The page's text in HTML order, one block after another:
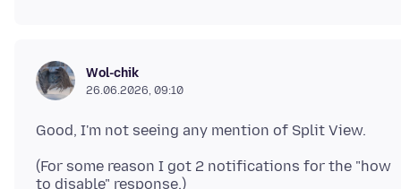
Wol-chik
26.06.2026, 09:10
(For some reason I got 2 notifications for the "how